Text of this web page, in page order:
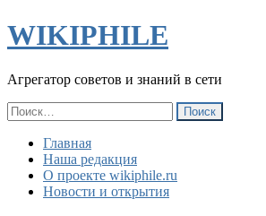
WIKIPHILE
Агрегатор советов и знаний в сети
Найти:
Главная
Наша редакция
О проекте wikiphile.ru
Новости и открытия